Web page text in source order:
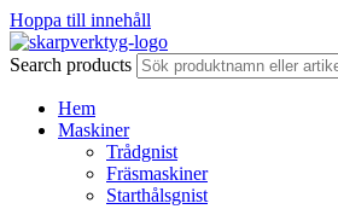
Hoppa till innehåll
Search products
Hem
Maskiner
Trådgnist
Fräsmaskiner
Starthålsgnist